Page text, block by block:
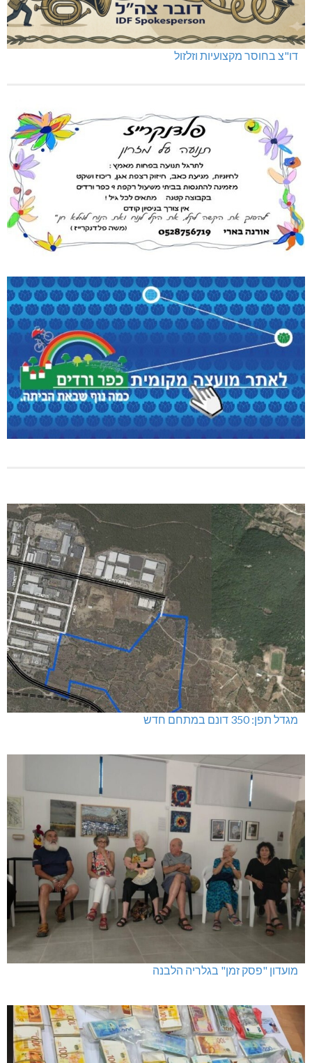
דו"צ בחוסר מקצועיות וזלזול
מגדל תפן: 350 דונם במתחם חדש
מועדון "פסק זמן" בגלריה הלבנה